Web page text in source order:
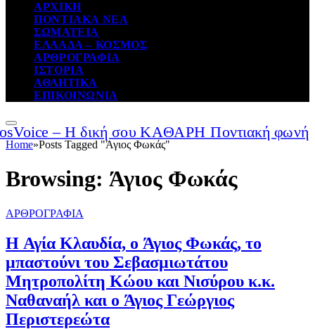
ΑΡΧΙΚΗ
ΠΟΝΤΙΑΚΑ ΝΕΑ
ΣΩΜΑΤΕΙΑ
ΕΛΛΑΔΑ – ΚΟΣΜΟΣ
ΑΡΘΡΟΓΡΑΦΙΑ
ΙΣΤΟΡΙΑ
ΑΘΛΗΤΙΚΑ
ΕΠΙΚΟΙΝΩΝΙΑ
Home»Posts Tagged "Άγιος Φωκάς"
Browsing: Άγιος Φωκάς
ΑΡΘΡΟΓΡΑΦΙΑ
Η Αγία Κλαυδία, ο Άγιος Φωκάς, το
μπαστούνι του Σεβασμιωτάτου
Μητροπολίτη Κώου και Νισύρου κ.κ.
Ναθαναήλ και ο Άγιος Γεώργιος
Περιστερεώτα